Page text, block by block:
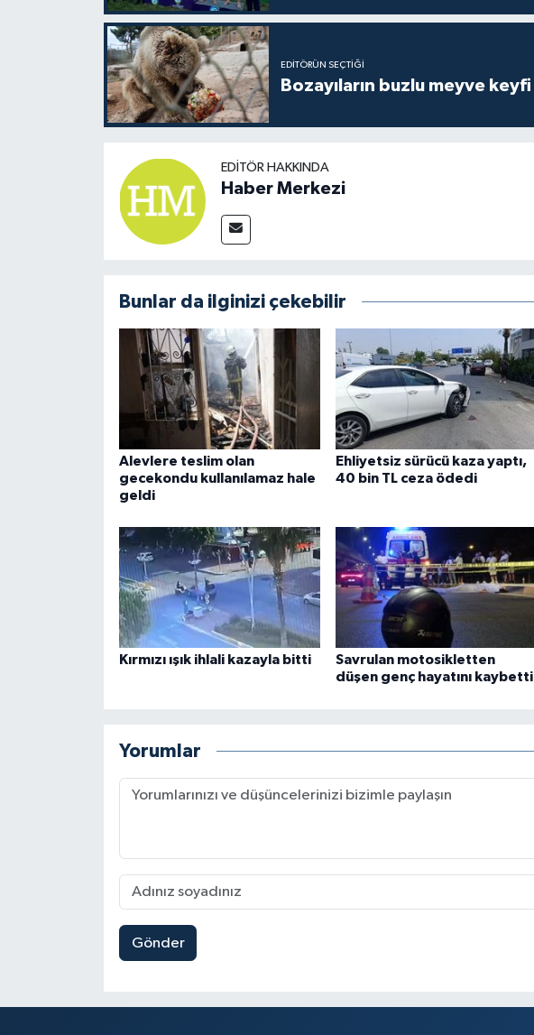
EDITÖRÜN SEÇTIĞI
Bozayıların buzlu meyve keyfi
EDITÖR HAKKINDA
Haber Merkezi
Bunlar da ilginizi çekebilir
Alevlere teslim olan
gecekondu kullanılamaz hale
geldi
Ehliyetsiz sürücü kaza yaptı,
40 bin TL ceza ödedi
Kırmızı ışık ihlali kazayla bitti
Savrulan motosikletten
düşen genç hayatını kaybetti
Yorumlar
Gönder